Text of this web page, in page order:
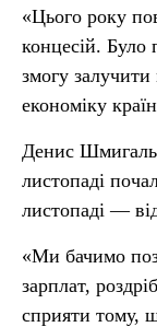
«Цього року
концесій. Було
змогу залучити
економіку
Денис
листопаді
листопаді —
«Ми бачимо
зарплат,
сприяти тому,